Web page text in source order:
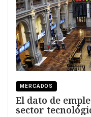
MERCADOS
El dato de
sector